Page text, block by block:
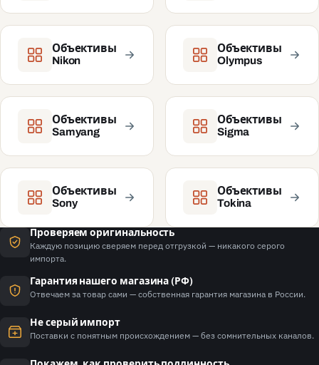
Объективы
Nikon
Объективы
Olympus
Объективы
Samyang
Объективы
Sigma
Объективы
Sony
Объективы
Tokina
Проверяем оригинальность
Каждую позицию сверяем перед отгрузкой — никакого серого
импорта.
Гарантия нашего магазина (РФ)
Отвечаем за товар сами — собственная гарантия магазина в России.
Не серый импорт
Поставки с понятным происхождением — без сомнительных каналов.